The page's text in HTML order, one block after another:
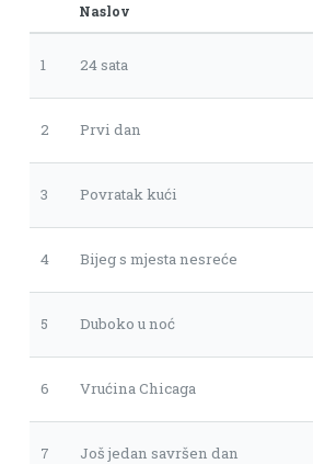
Naslov
1 24 sata
2 Prvi dan
3 Povratak kući
4 Bijeg s mjesta nesreće
5 Duboko u noć
6 Vrućina Chicaga
7 Još jedan savršen dan